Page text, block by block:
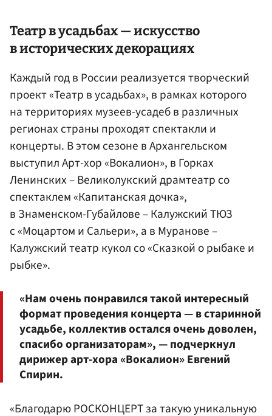
Театр в усадьбах — искусство
в исторических декорациях
Каждый год в России реализуется творческий
проект «Театр в усадьбах», в рамках которого
на территориях музеев-усадеб в различных
регионах страны проходят спектакли и
концерты. В этом сезоне в Архангельском
выступил Арт-хор «Вокалион», в Горках
Ленинских – Великолукский драмтеатр со
спектаклем «Капитанская дочка»,
в Знаменском-Губайлове – Калужский ТЮЗ
с «Моцартом и Сальери», а в Муранове –
Калужский театр кукол со «Сказкой о рыбаке и
рыбке».
«Нам очень понравился такой интересный
формат проведения концерта — в старинной
усадьбе, коллектив остался очень доволен,
спасибо организаторам», — подчеркнул
дирижер арт-хора «Вокалион» Евгений
Спирин.
«Благодарю РОСКОНЦЕРТ за такую уникальную